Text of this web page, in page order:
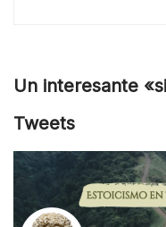
Un interesante
Tweets